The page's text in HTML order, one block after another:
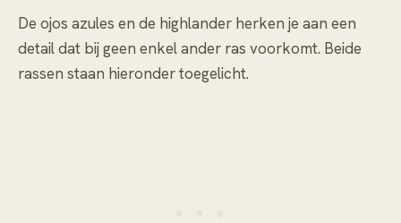
De ojos azules en de highlander herken je aan een
detail dat bij geen enkel ander ras voorkomt. Beide
rassen staan hieronder toegelicht.